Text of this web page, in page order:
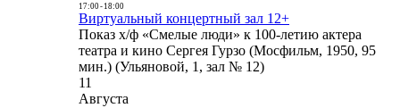
17:00- 18:00
Виртуальный концертный зал 12+
Показ х/ф «Смелые люди» к 100-летию актера
театра и кино Сергея Гурзо (Мосфильм, 1950, 95
мин.) (Ульяновой, 1, зал № 12)
11
Августа